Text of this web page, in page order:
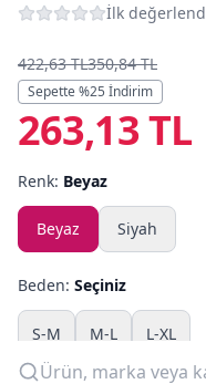
Beden
Markalar
Plaj & Mayo
Yazlık Pijama
Kampanyalar
Yeni Gelenler
OUTLET
İlk
422,63 TL350,84 TL
Sepette %25 İndirim
263,13 TL
Renk: Beyaz
Beyaz Siyah
Beden: Seçiniz
S-M M-L L-XL